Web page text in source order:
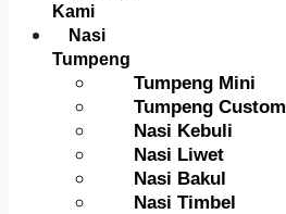
Kami
Nasi
Tumpeng
Tumpeng Mini
Tumpeng Custom
Nasi Kebuli
Nasi Liwet
Nasi Bakul
Nasi Timbel